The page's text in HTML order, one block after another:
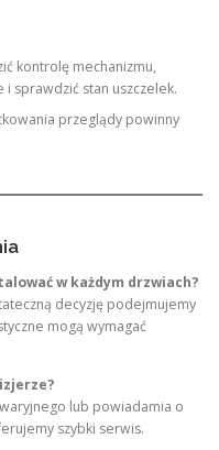
kontrolę mechanizmu,
sprawdzić stan uszczelek.
przeglądy powinny
w każdym drzwiach?
decyzję podejmujemy
mogą wymagać
lub powiadamia o
szybki serwis.